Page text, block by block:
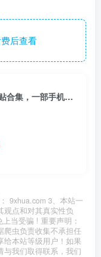
后查看
无脑搬运一单赚69元，小红书卖天涯神贴合集，一部手机实现日入1000+
9xhua.com 3、本站一
观点和对其真实性负
当受骗 ! 重要声明：
爬虫负责收集不承担任
给本站等级用户！如果
与我们取得联系，我们